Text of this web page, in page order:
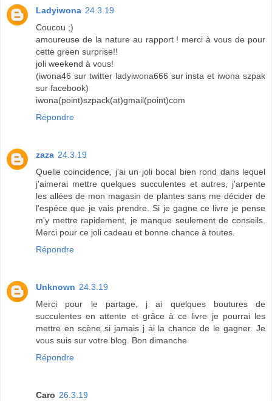
Ladyiwona 24.3.19
Coucou ;)
amoureuse de la nature au rapport ! merci à vous de pour
cette green surprise!!
joli weekend à vous!
(iwona46 sur twitter ladyiwona666 sur insta et iwona szpak
sur facebook)
iwona(point)szpack(at)gmail(point)com
Répondre
zaza 24.3.19
Quelle coincidence, j'ai un joli bocal bien rond dans lequel
j'aimerai mettre quelques succulentes et autres, j'arpente
les allées de mon magasin de plantes sans me décider de
l'espéce que je vais prendre. Si je gagne ce livre je pense
m'y mettre rapidement, je manque seulement de conseils.
Merci pour ce joli cadeau et bonne chance à toutes.
Répondre
Unknown 24.3.19
Merci pour le partage, j ai quelques boutures de
succulentes en attente et grâce à ce livre je pourrai les
mettre en scène si jamais j ai la chance de le gagner. Je
vous suis sur votre blog. Bon dimanche
Répondre
Caro 26.3.19